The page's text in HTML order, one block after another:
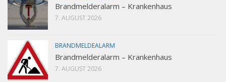
Brandmelderalarm – Krankenhaus
7. AUGUST 2026
BRANDMELDEALARM
Brandmelderalarm – Krankenhaus
7. AUGUST 2026